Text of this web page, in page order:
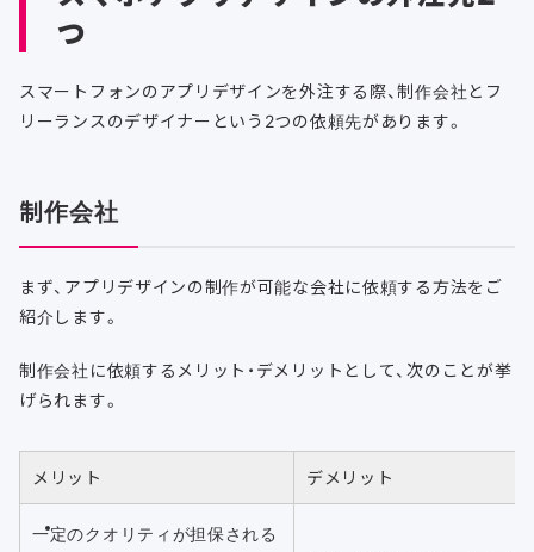
つ
スマートフォンのアプリデザインを外注する際、制作会社とフ
リーランスのデザイナーという2つの依頼先があります。
制作会社
まず、アプリデザインの制作が可能な会社に依頼する方法をご
紹介します。
制作会社に依頼するメリット・デメリットとして、次のことが挙
げられます。
メリット デメリット
一定のクオリティが担保される